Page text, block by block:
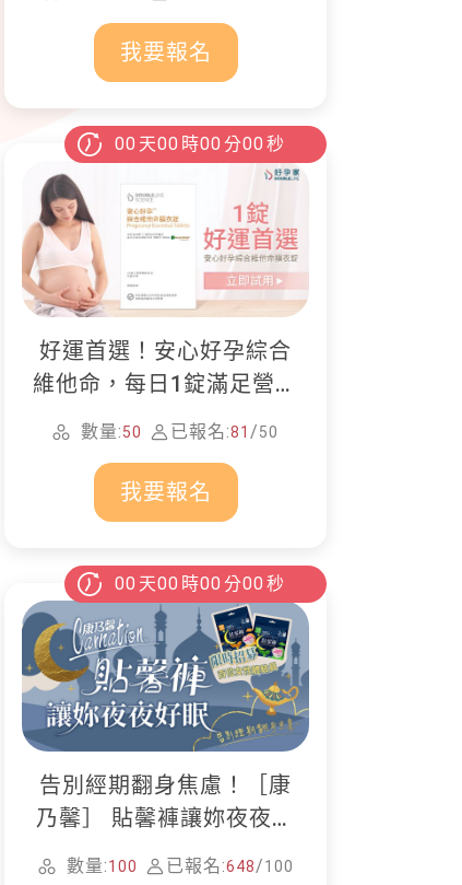
畫！
我要報名
00 天00 時00 分00 秒
好運首選！安心好孕綜合
維他命，每日1錠滿足營養
所需
數量:50 已報名:81 /50
我要報名
00 天00 時00 分00 秒
告別經期翻身焦慮！［康
乃馨］ 貼馨褲讓妳夜夜好
數量:100 已報名:648/100